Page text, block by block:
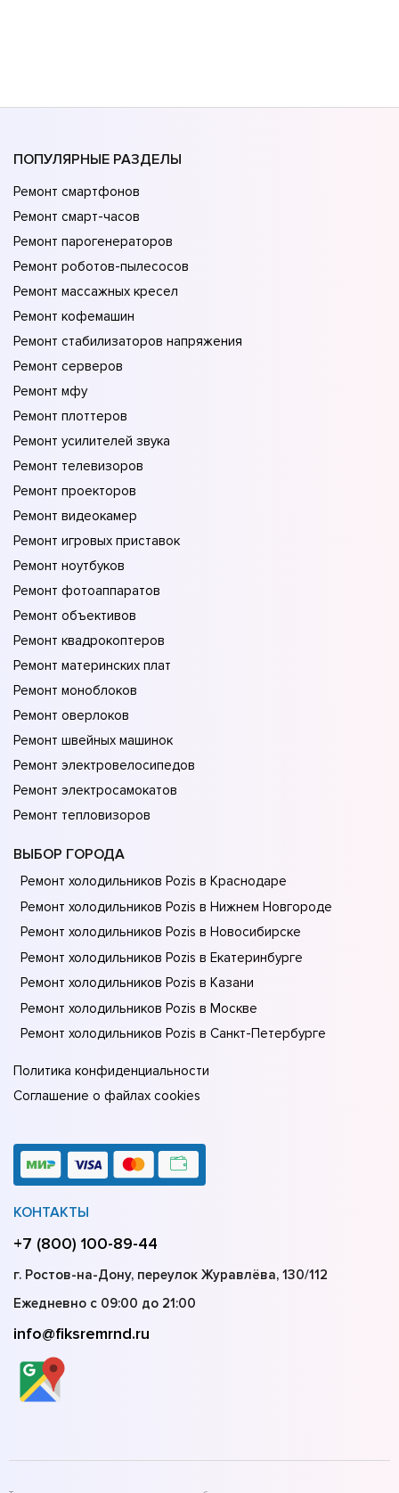
ПОПУЛЯРНЫЕ РАЗДЕЛЫ
Ремонт смартфонов
Ремонт смарт-часов
Ремонт парогенераторов
Ремонт роботов-пылесосов
Ремонт массажных кресел
Ремонт кофемашин
Ремонт стабилизаторов напряжения
Ремонт серверов
Ремонт мфу
Ремонт плоттеров
Ремонт усилителей звука
Ремонт телевизоров
Ремонт проекторов
Ремонт видеокамер
Ремонт игровых приставок
Ремонт ноутбуков
Ремонт фотоаппаратов
Ремонт объективов
Ремонт квадрокоптеров
Ремонт материнских плат
Ремонт моноблоков
Ремонт оверлоков
Ремонт швейных машинок
Ремонт электровелосипедов
Ремонт электросамокатов
Ремонт тепловизоров
ВЫБОР ГОРОДА
Ремонт холодильников Pozis в Краснодаре
Ремонт холодильников Pozis в Нижнем Новгороде
Ремонт холодильников Pozis в Новосибирске
Ремонт холодильников Pozis в Екатеринбурге
Ремонт холодильников Pozis в Казани
Ремонт холодильников Pozis в Москве
Ремонт холодильников Pozis в Санкт-Петербурге
Политика конфиденциальности
Соглашение о файлах cookies
КОНТАКТЫ
+7 (800) 100-89-44
г. Ростов-на-Дону, переулок Журавлёва, 130/112
Ежедневно с 09:00 до 21:00
info@fiksremrnd.ru